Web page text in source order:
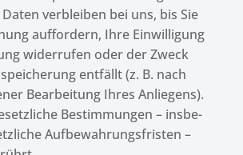
verblei­ben bei uns, bis Sie
auffor­dern, Ihre Einwil­li­gung
wider­ru­fen oder der Zweck
entfällt (z. B. nach
Bear­bei­tung Ihres Anlie­gens).
Bestim­mun­gen – insbe­
Aufbe­wah­rungs­fris­ten –